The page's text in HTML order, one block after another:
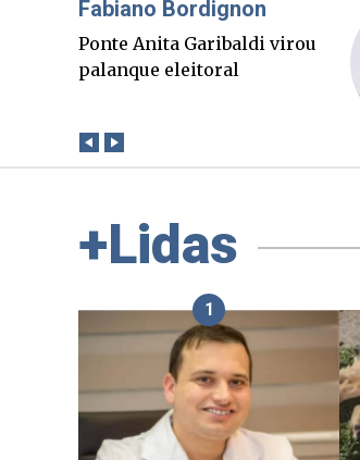
Misael Elias
O Boato corre mais rápido
que a verdade. Mas quem
+Lidas
1